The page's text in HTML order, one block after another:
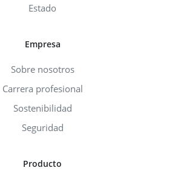
Estado
Empresa
Sobre nosotros
Carrera profesional
Sostenibilidad
Seguridad
Producto